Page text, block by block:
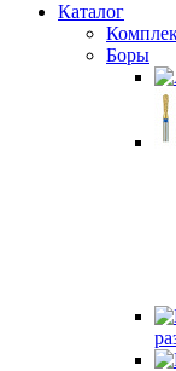
Каталог
Боры